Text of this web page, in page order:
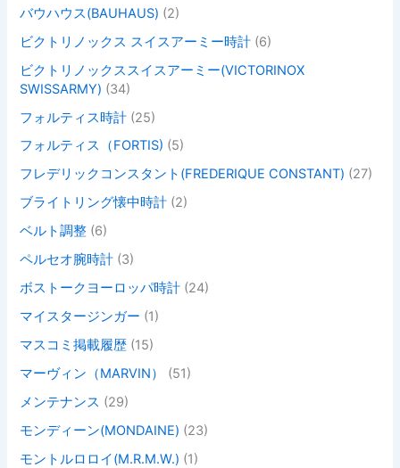
バウハウス(BAUHAUS) (2)
ビクトリノックス スイスアーミー時計 (6)
ビクトリノックススイスアーミー(VICTORINOX
SWISSARMY) (34)
フォルティス時計 (25)
フォルティス（FORTIS) (5)
フレデリックコンスタント(FREDERIQUE CONSTANT) (27)
ブライトリング懐中時計 (2)
ベルト調整 (6)
ペルセオ腕時計 (3)
ボストークヨーロッパ時計 (24)
マイスタージンガー (1)
マスコミ掲載履歴 (15)
マーヴィン（MARVIN）
(51)
メンテナンス (29)
モンディーン(MONDAINE) (23)
モントルロロイ(M.R.M.W.) (1)